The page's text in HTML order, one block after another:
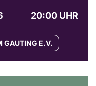
20:00 UHR
GAUTING E.V.